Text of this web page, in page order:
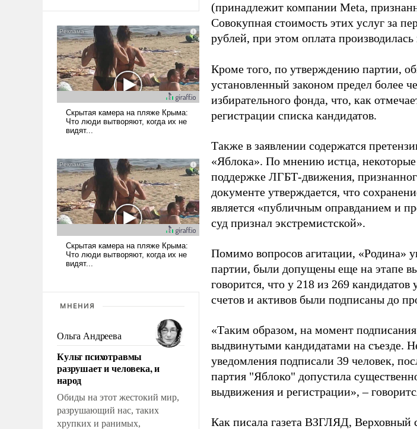
МНЕНИЯ
Ольга Андреева
Культ психотравмы
разрушает и человека, и
народ
Обиды на этот жестокий мир,
разрушающий нас, таких
хрупких и ранимых,
(принадлежит компании Meta,
Совокупная стоимость этих услуг за
рублей, при этом оплата
Кроме того, по утверждению партии,
установленный законом предел более
избирательного фонда, что, как
регистрации списка кандидатов.
Также в заявлении содержатся
«Яблока». По мнению истца,
поддержке ЛГБТ-движения,
документе утверждается, что
является «публичным оправданием и
суд признал экстремистской».
Помимо вопросов агитации, «Родина»
партии, были допущены еще на этапе
говорится, что у 218 из 269
счетов и активов были подписаны до
«Таким образом, на момент
выдвинутыми кандидатами на съезде.
уведомления подписали 39 человек,
партия "Яблоко" допустила
выдвижения и регистрации», –
Как писала газета ВЗГЛЯД, Верховный